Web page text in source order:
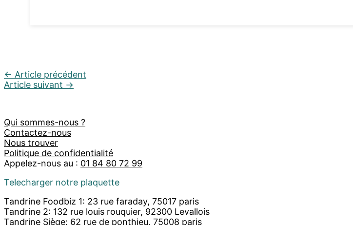
← Article précédent
Article suivant →
Qui sommes-nous ?
Contactez-nous
Nous trouver
Politique de confidentialité
Appelez-nous au : 01 84 80 72 99
Telecharger notre plaquette
Tandrine Foodbiz 1: 23 rue faraday, 75017 paris
Tandrine 2: 132 rue louis rouquier, 92300 Levallois
Tandrine Siège: 62 rue de ponthieu, 75008 paris